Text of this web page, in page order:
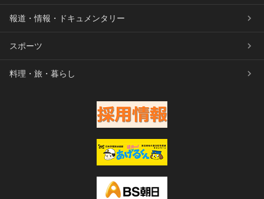
報道・情報・ドキュメンタリー
スポーツ
料理・旅・暮らし